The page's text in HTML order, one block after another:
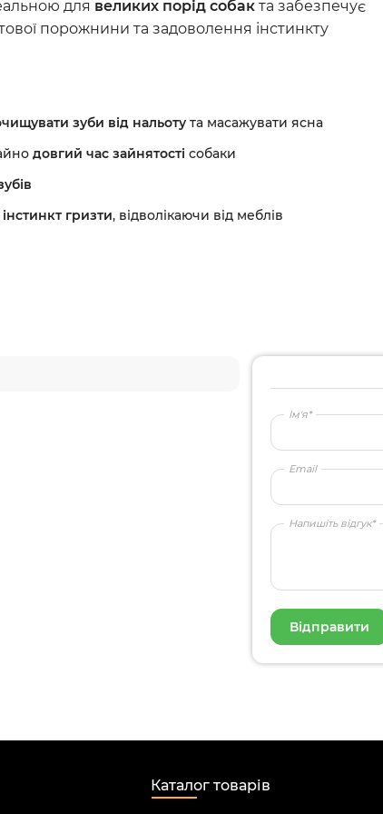
Урологічні препарати
Ветеринарні аксесуари
для великих порід собак та забезпечує
порожнини та задоволення інстинкту
зуби від нальоту та масажувати ясна
довгий час зайнятості собаки
гризти, відволікаючи від меблів
Ім'я*
Email
Напишіть відгук*
Каталог товарів